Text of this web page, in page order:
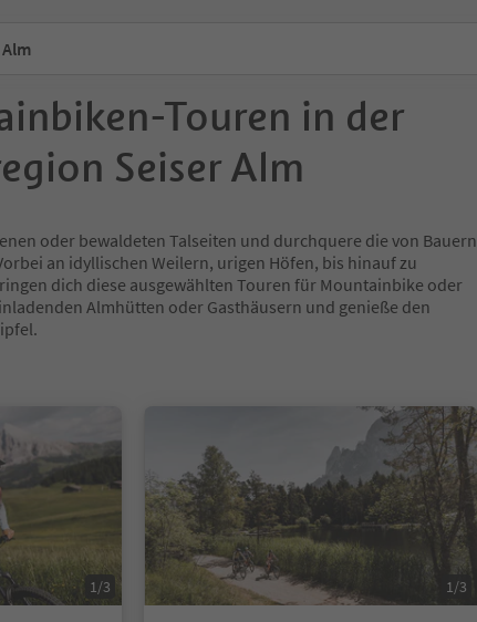
Touren in der
Seiser Alm
oder bewaldeten Talseiten und durchquere die von Bauern
an idyllischen Weilern, urigen Höfen, bis hinauf zu
dich diese ausgewählten Touren für Mountainbike oder
Almhütten oder Gasthäusern und genieße den
1/3 1/3